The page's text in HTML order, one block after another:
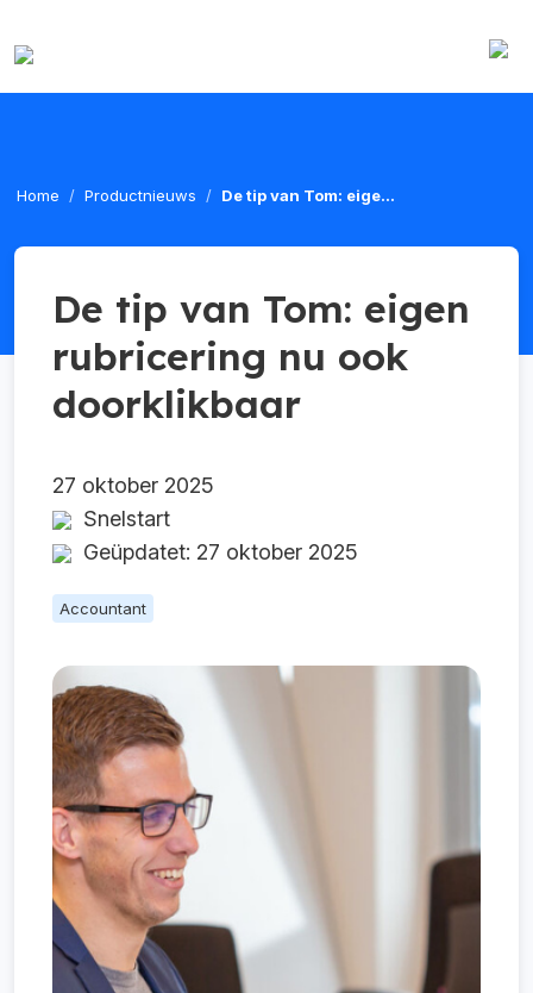
Home Productnieuws De tip van Tom: eige...
De tip van Tom: eigen
rubricering nu ook
doorklikbaar
27 oktober 2025
Snelstart
Geüpdatet: 27 oktober 2025
Accountant